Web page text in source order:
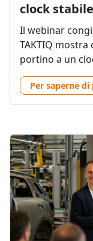
clock
Il webinar
TAKTIQ
portino a un
Per saperne di